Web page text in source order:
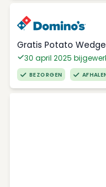
Gratis Potato
30 april 2025
BEZORGEN